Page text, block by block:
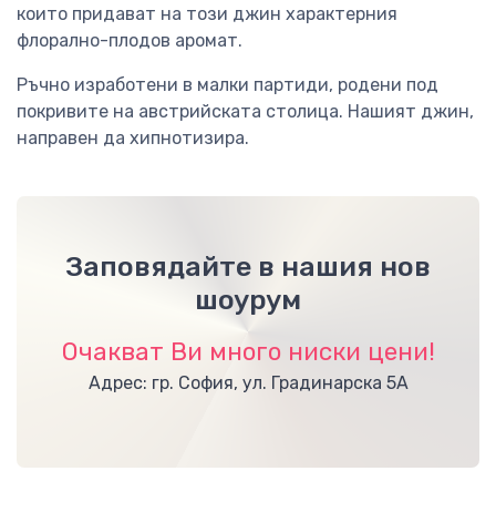
които придават на този джин характерния
флорално-плодов аромат.
Ръчно изработени в малки партиди, родени под
покривите на австрийската столица. Нашият джин,
направен да хипнотизира.
Заповядайте в нашия нов
шоурум
Очакват Ви много ниски цени!
Адрес: гр. София, ул. Градинарска 5А